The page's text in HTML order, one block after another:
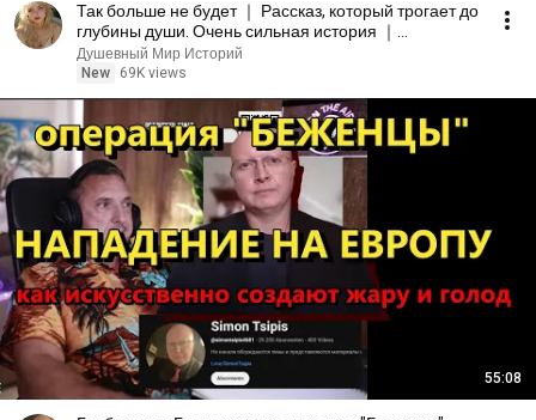
Так больше не будет ｜ Рассказ, который трогает до
глубины души. Очень сильная история ｜
Аудиорассказ
Душевный Мир Историй
New
69K views
55:08